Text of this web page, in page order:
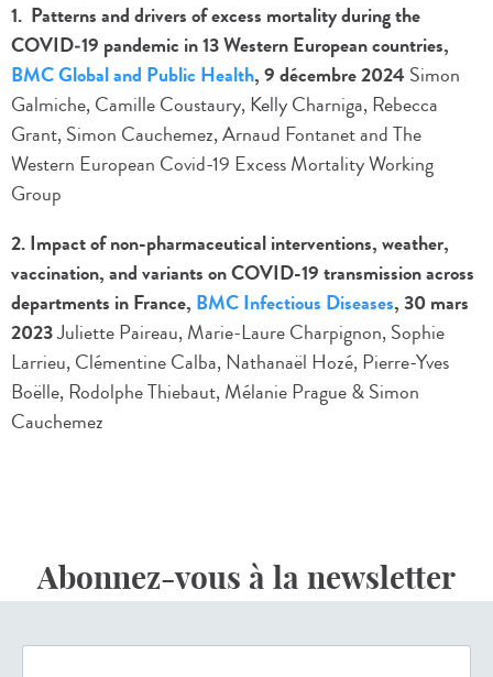
1. Patterns and drivers of excess mortality during the
COVID‑19 pandemic in 13 Western European countries,
BMC Global and Public Health, 9 décembre 2024 Simon
Galmiche, Camille Coustaury, Kelly Charniga, Rebecca
Grant, Simon Cauchemez, Arnaud Fontanet and The
Western European Covid-19 Excess Mortality Working
Group
2. Impact of non-pharmaceutical interventions, weather,
vaccination, and variants on COVID-19 transmission across
departments in France, BMC Infectious Diseases, 30 mars
2023Juliette Paireau, Marie-Laure Charpignon, Sophie
Larrieu, Clémentine Calba, Nathanaël Hozé, Pierre-Yves
Boëlle, Rodolphe Thiebaut, Mélanie Prague & Simon
Cauchemez
Abonnez-vous à la newsletter